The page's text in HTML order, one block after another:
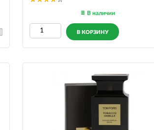
В наличии
В КОРЗИНУ